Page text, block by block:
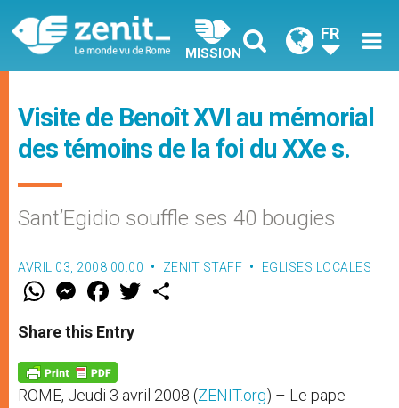
MISSION
FR
Visite de Benoît XVI au mémorial
des témoins de la foi du XXe s.
Sant’Egidio souffle ses 40 bougies
AVRIL 03, 2008 00:00 ZENIT STAFF EGLISES LOCALES
W
t
s
p
p
M
e
s
e
g
e
r
F
a
e
b
o
k
w
Share this Entry
ROME, Jeudi 3 avril 2008 (ZENIT.org) – Le pape